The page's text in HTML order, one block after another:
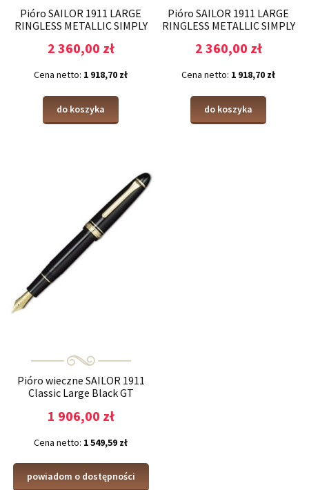
Pióro SAILOR 1911 LARGE
RINGLESS METALLIC SIMPLY
2 360,00 zł
Cena netto: 1 918,70 zł
do koszyka
Pióro SAILOR 1911 LARGE
RINGLESS METALLIC SIMPLY
2 360,00 zł
Cena netto: 1 918,70 zł
do koszyka
Pióro wieczne SAILOR 1911
Classic Large Black GT
1 906,00 zł
Cena netto: 1 549,59 zł
powiadom o dostępności